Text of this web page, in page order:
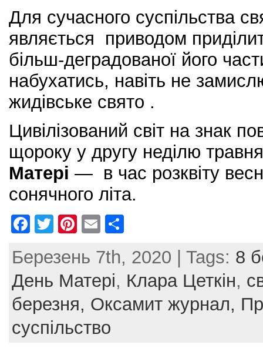
Для сучасного суспільства
являється приводом
більш-деградованої його
набухатись, навіть не
жидівське свято .
Цивілізований світ на знак
щороку у другу неділю
Матері — в час розквіту
сонячного літа.
F
c
e
b
o
o
T
itt
er
Pi
er
e
st
E
ai
l
ar
e
Березень 7th, 2020 | Tags: 8
День Матері, Клара Цеткін,
березня, Оксамит журнал,
суспільство